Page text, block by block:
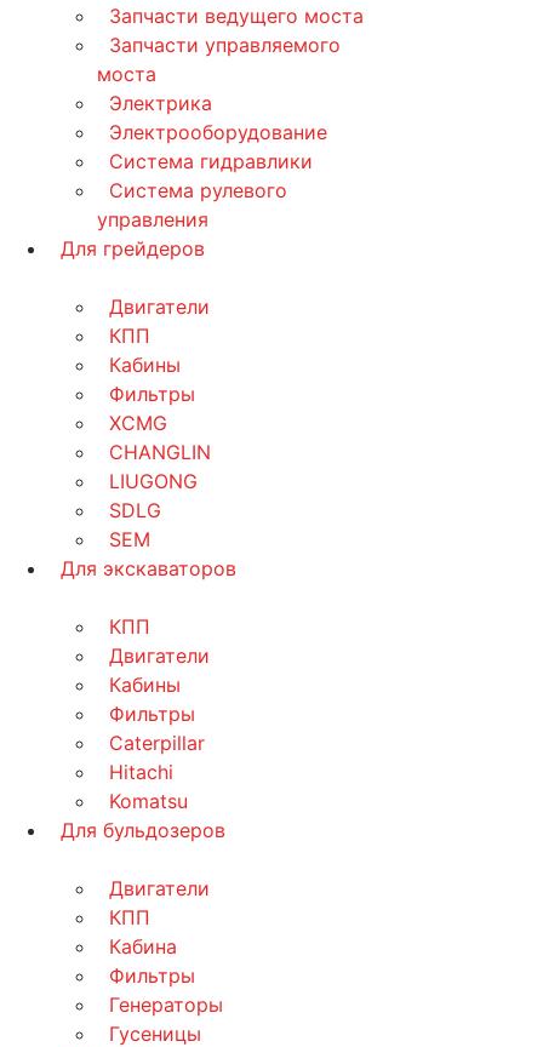
Запчасти ведущего моста
Запчасти управляемого
моста
Электрика
Электрооборудование
Система гидравлики
Система рулевого
управления
Для грейдеров
Двигатели
КПП
Кабины
Фильтры
XCMG
CHANGLIN
LIUGONG
SDLG
SEM
Для экскаваторов
КПП
Двигатели
Кабины
Фильтры
Caterpillar
Hitachi
Komatsu
Для бульдозеров
Двигатели
КПП
Кабина
Фильтры
Генераторы
Гусеницы